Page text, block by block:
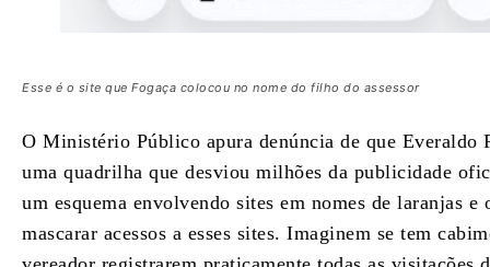
Esse é o site que Fogaça colocou no nome do filho do assessor
O Ministério Público apura denúncia de que Everaldo
uma quadrilha que desviou milhões da publicidade
um esquema envolvendo sites em nomes de laranjas e
mascarar acessos a esses sites. Imaginem se tem